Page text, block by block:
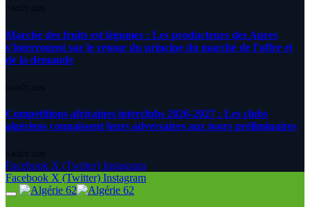
7 AOÛT 2026
Marché des fruits est légumes : Les producteurs des Aures
s’interrogent sur le retour du principe du marché de l’offre et
de la demande
6 AOÛT 2026
Compétitions africaines interclubs 2026-2027 : Les clubs
algériens connaissent leurs adversaires aux tours préliminaires
6 AOÛT 2026
Facebook X (Twitter) Instagram
Facebook X (Twitter) Instagram